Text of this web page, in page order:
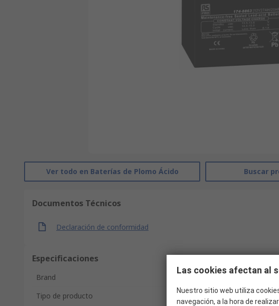
Ver todo en Baterías de Plomo Ácido Buscar
Documentos Técnicos
Declaración de conformidad
Especificaciones
Brand
Tipo de producto
Batería de
Las cookies afectan al
Nuestro sitio web utiliza
navegación, a la hora de